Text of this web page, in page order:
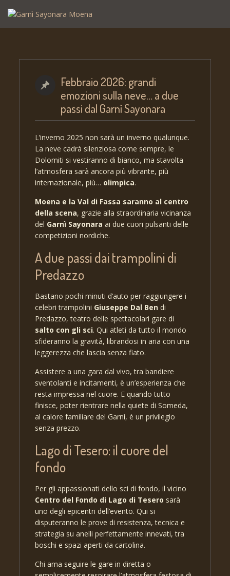
Febbraio 2026: grandi
emozioni sulla neve… a due
passi dal Garnì Sayonara
L’inverno 2025 non sarà un inverno qualunque.
La neve cadrà silenziosa come sempre, le
Dolomiti si vestiranno di bianco, ma stavolta
l’atmosfera sarà ancora più vibrante, più
internazionale, più… olimpica.
Moena e la Val di Fassa saranno al centro
della scena, grazie alla straordinaria vicinanza
del Garnì Sayonara ai due cuori pulsanti delle
competizioni nordiche.
A due passi dai trampolini di
Predazzo
Bastano pochi minuti d’auto per raggiungere i
celebri trampolini Giuseppe Dal Ben di
Predazzo, teatro delle spettacolari gare di
salto con gli sci. Qui atleti da tutto il mondo
sfideranno la gravità, librandosi in aria con una
leggerezza che lascia senza fiato.
Assistere a una gara dal vivo, tra bandiere
sventolanti e incitamenti, è un’esperienza che
resta impressa nel cuore. E quando tutto
finisce, poter rientrare nella quiete di Someda,
al calore familiare del Garnì, è un privilegio
senza prezzo.
Lago di Tesero: il cuore del
fondo
Per gli appassionati dello sci di fondo, il vicino
Centro del Fondo di Lago di Tesero sarà
uno degli epicentri dell’evento. Qui si
disputeranno le prove di resistenza, tecnica e
strategia su anelli perfettamente innevati, tra
boschi e spazi aperti da cartolina.
Chi ama seguire le gare in diretta o